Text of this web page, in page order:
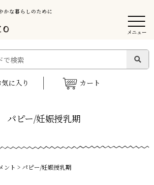
かな暮らしのために
メニュー
に入り カート
パピー/妊娠授乳期
ント > パピー/妊娠授乳期